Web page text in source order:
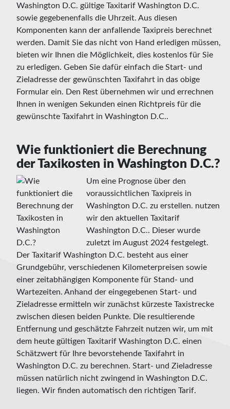
Washington D.C. gültige Taxitarif Washington D.C.
sowie gegebenenfalls die Uhrzeit. Aus diesen
Komponenten kann der anfallende Taxipreis berechnet
werden. Damit Sie das nicht von Hand erledigen müssen,
bieten wir Ihnen die Möglichkeit, dies kostenlos für Sie
zu erledigen. Geben Sie dafür einfach die Start- und
Zieladresse der gewünschten Taxifahrt in das obige
Formular ein. Den Rest übernehmen wir und errechnen
Ihnen in wenigen Sekunden einen Richtpreis für die
gewünschte Taxifahrt in Washington D.C..
Wie funktioniert die Berechnung
der Taxikosten in Washington D.C.?
Um eine Prognose über den
voraussichtlichen Taxipreis in
Washington D.C. zu erstellen. nutzen
wir den aktuellen Taxitarif
Washington D.C.. Dieser wurde
zuletzt im August 2024 festgelegt.
Der Taxitarif Washington D.C. besteht aus einer
Grundgebühr, verschiedenen Kilometerpreisen sowie
einer zeitabhängigen Komponente für Stand- und
Wartezeiten. Anhand der eingegebenen Start- und
Zieladresse ermitteln wir zunächst kürzeste Taxistrecke
zwischen diesen beiden Punkte. Die resultierende
Entfernung und geschätzte Fahrzeit nutzen wir, um mit
dem heute gültigen Taxitarif Washington D.C. einen
Schätzwert für Ihre bevorstehende Taxifahrt in
Washington D.C. zu berechnen. Start- und Zieladresse
müssen natürlich nicht zwingend in Washington D.C.
liegen. Wir finden automatisch den richtigen Tarif.